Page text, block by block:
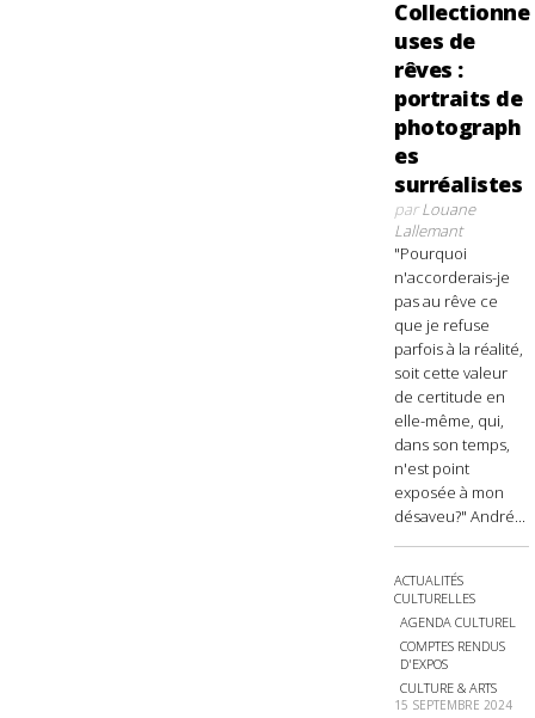
Collectionne
uses de
rêves :
portraits de
photograph
es
surréalistes
parLouane
Lallemant
"Pourquoi
n'accorderais-je
pas au rêve ce
que je refuse
parfois à la réalité,
soit cette valeur
de certitude en
elle-même, qui,
dans son temps,
n'est point
exposée à mon
désaveu?" André...
ACTUALITÉS
CULTURELLES
AGENDA CULTUREL
COMPTES RENDUS
D'EXPOS
CULTURE & ARTS
15 SEPTEMBRE 2024